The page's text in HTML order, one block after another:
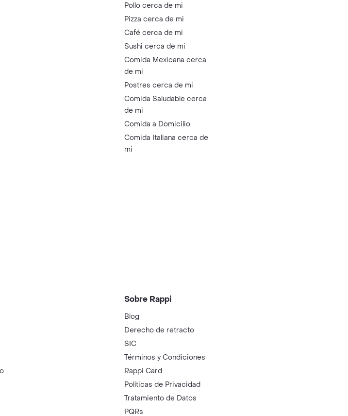
Pollo cerca de mi
Pizza cerca de mi
Café cerca de mi
Sushi cerca de mi
Comida Mexicana cerca
de mi
Postres cerca de mi
Comida Saludable cerca
de mi
Comida a Domicilio
Comida Italiana cerca de
mi
Sobre Rappi
Blog
Derecho de retracto
SIC
Términos y Condiciones
Rappi Card
Políticas de Privacidad
Tratamiento de Datos
PQRs